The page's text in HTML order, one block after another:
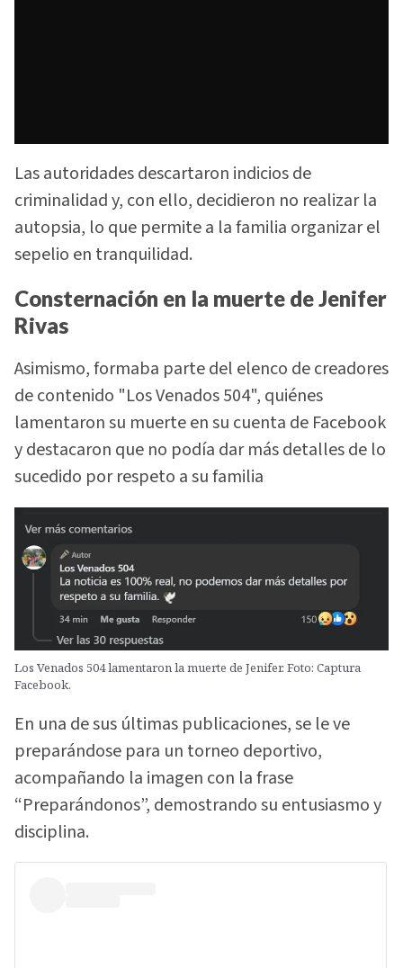
Las autoridades descartaron indicios de
criminalidad y, con ello, decidieron no realizar la
autopsia, lo que permite a la familia organizar el
sepelio en tranquilidad.
Consternación en la muerte de Jenifer
Rivas
Asimismo, formaba parte del elenco de creadores
de contenido "Los Venados 504", quiénes
lamentaron su muerte en su cuenta de Facebook
y destacaron que no podía dar más detalles de lo
sucedido por respeto a su familia
Los Venados 504 lamentaron la muerte de Jenifer. Foto: Captura
Facebook.
En una de sus últimas publicaciones, se le ve
preparándose para un torneo deportivo,
acompañando la imagen con la frase
“Preparándonos”, demostrando su entusiasmo y
disciplina.